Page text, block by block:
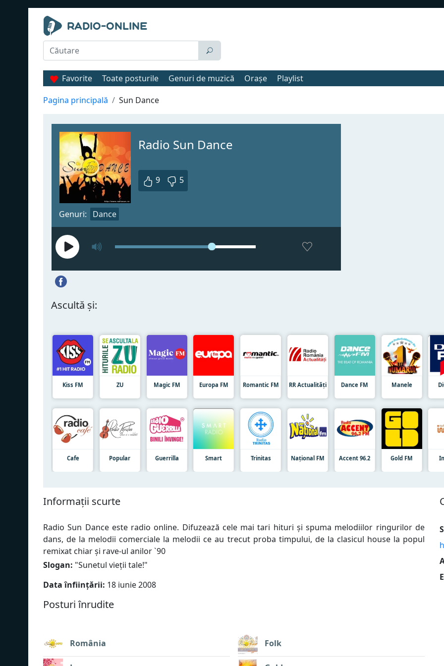
Favorite Toate posturile Genuri de muzică Orașe
Playlist
Pagina principală
Sun Dance
Radio Sun Dance
9 5
Genuri: Dance
Ascultă și:
Kiss FM ZU Magic FM Europa FM Romantic FM RR Actualități Dance FM Manele
Cafe Popular Guerrilla Smart Trinitas Național FM Accent 96.2 Gold FM
Informații scurte
Radio Sun Dance este radio online. Difuzează cele mai tari hituri și spuma melodiilor ringurilor de
dans, de la melodii comerciale la melodii ce au trecut proba timpului, de la clasicul house la popul
remixat chiar și rave-ul anilor `90
Slogan: "Sunetul vieții tale!"
Data înființării: 18 iunie 2008
Posturi înrudite
România Folk